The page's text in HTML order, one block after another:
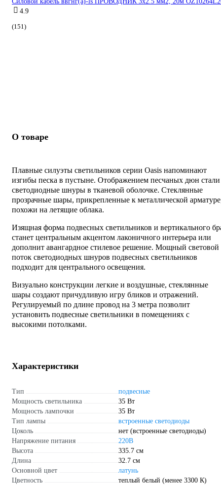
4.9
(151)
О товаре
Плавные силуэты светильников серии Oasis напоминают
изгибы песка в пустыне. Отображением песчаных дюн стали
светодиодные шнуры в тканевой оболочке. Стеклянные
прозрачные шары, прикрепленные к металлической
похожи на летящие облака.
Изящная форма подвесных светильников и вертикального
станет центральным акцентом лаконичного интерьера или
дополнит авангардное стилевое решение. Мощный световой
поток светодиодных шнуров подвесных светильников
подходит для центрального освещения.
Визуально конструкции легкие и воздушные, стеклянные
шары создают причудливую игру бликов и отражений.
Регулируемый по длине провод на 3 метра позволит
установить подвесные светильники в помещениях с
высокими потолками.
Характеристики
Тип
подвесные
Мощность светильника
35 Вт
Мощность лампочки
35 Вт
Тип лампы
встроенные светодиоды
Цоколь
нет (встроенные светодиоды)
Напряжение питания
220В
Высота
335.7 см
Длина
32.7 см
Основной цвет
латунь
Цветность
теплый белый (менее 3300 К)